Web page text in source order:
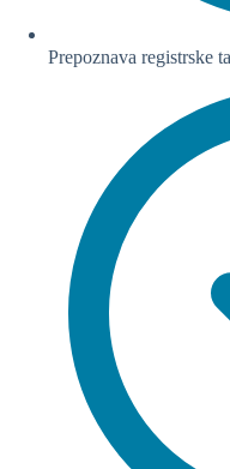
Prepoznava registrske